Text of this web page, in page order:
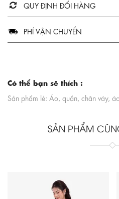
QUY ĐỊNH ĐỔI HÀNG
PHÍ VẬN CHUYỂN
Có thể bạn sẽ thích :
Sản phẩm lẻ: Áo, quần, chân váy,
SẢN PHẨM